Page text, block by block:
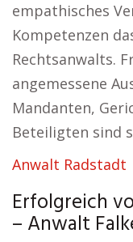
empathisches
Kompetenzen
Rechtsanwalts.
angemessene
Mandanten,
Beteiligten sind
Anwalt Radstadt
Erfolgreich
– Anwalt